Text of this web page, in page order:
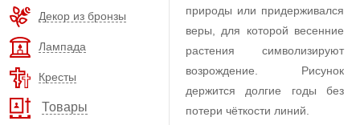
Декор из бронзы
Лампада
Кресты
Товары
природы или придерживался
веры, для которой весенние
растения символизируют
возрождение. Рисунок
держится долгие годы без
потери чёткости линий.